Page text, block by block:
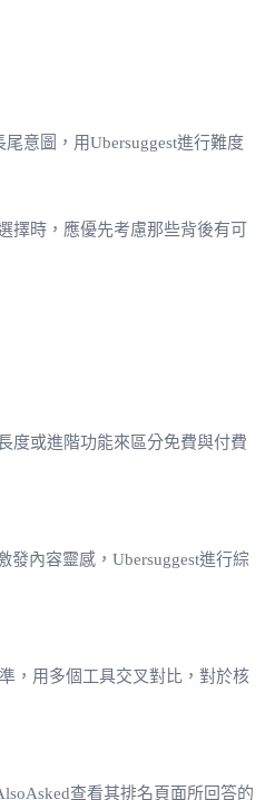
意圖，用Ubersuggest進行難度
時，應優先考慮那些背後有可
度或進階功能來區分免費與付費
發內容靈感，Ubersuggest進行綜
，用多個工具交叉對比，對於核
查看其排名頁面所回答的